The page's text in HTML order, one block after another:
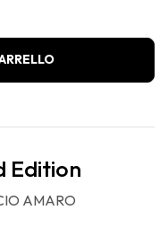
Edition
AMARO